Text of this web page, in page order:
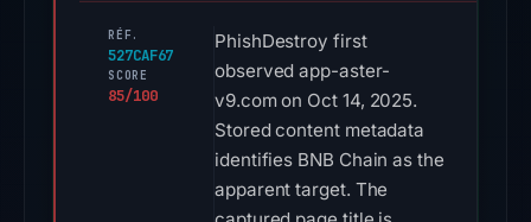
RÉF.
527CAF67
SCORE
85/100
PhishDestroy first
observed app-aster-
v9.com on Oct 14, 2025.
Stored content metadata
identifies BNB Chain as the
apparent target. The